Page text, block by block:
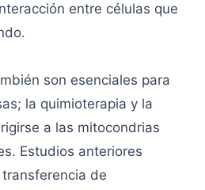
entre células que
son esenciales para
la quimioterapia y la
a las mitocondrias
Estudios anteriores
de